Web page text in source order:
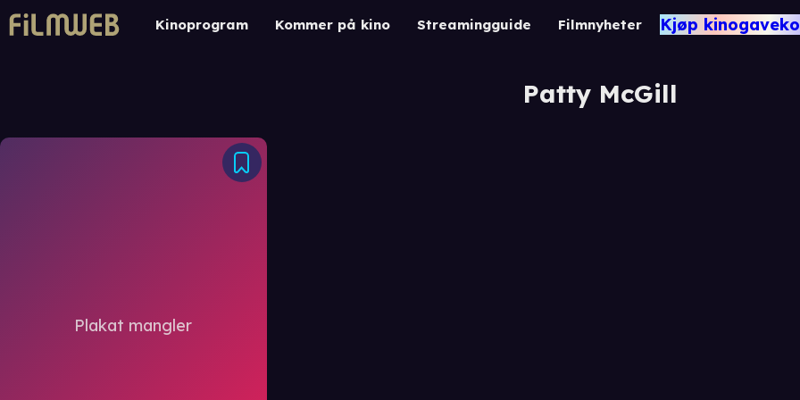
Kinoprogram Kommer på kino Streamingguide Filmnyheter Kjøp
Patty McGill